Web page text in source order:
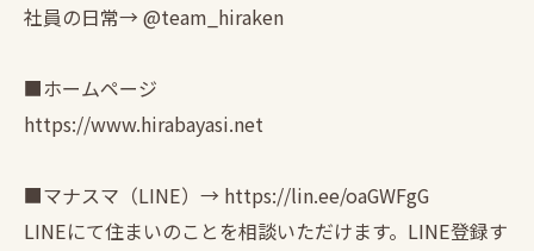
社員の日常→ @team_hiraken
■ホームページ
https://www.hirabayasi.net
■マナスマ（LINE）→ https://lin.ee/oaGWFgG
LINEにて住まいのことを相談いただけます。LINE登録す